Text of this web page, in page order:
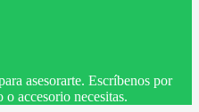
asesorarte. Escríbenos por
accesorio necesitas.